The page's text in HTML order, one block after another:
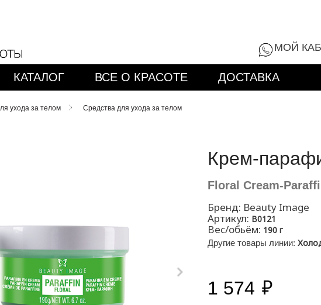
8 (800) 555-
МОЙ
КАТАЛОГ ВСЕ О КРАСОТЕ ДОСТАВКА
ухода за телом Средства для ухода за телом
Крем-
Floral Cream-
Бренд: Beauty Image
Артикул: B0121
Вес/обьём: 190 г
Другие товары линии:
1 574 ₽